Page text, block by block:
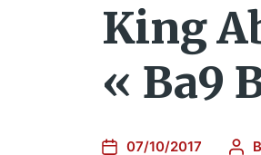
King
« Ba9
07/10/2017